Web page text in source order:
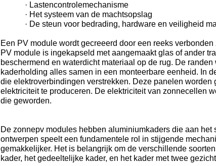
· Lastencontrolemechanisme
· Het systeem van de machtsopslag
· De steun voor bedrading, hardware en veiligheid
Een PV module wordt gecreeerd door een reeks
PV module is ingekapseld met aangemaakt glas of ander
beschermend en waterdicht materiaal op de rug. De
kaderholding alles samen in een monteerbare eenheid. In
die elektroverbindingen verstrekken. Deze panelen
elektriciteit te produceren. De elektriciteit van zonnecellen
die geworden.
De zonnepv modules hebben aluminiumkaders die aan
ontwerpen speelt een fundamentele rol in stijgende
gemakkelijker. Het is belangrijk om de verschillende
kader, het gedeeltelijke kader, en het kader met twee